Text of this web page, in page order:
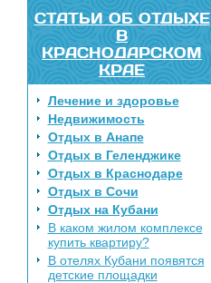
СТАТЬИ ОБ ОТДЫХЕ
В
КРАСНОДАРСКОМ
КРАЕ
Лечение и здоровье
Недвижимость
Отдых в Анапе
Отдых в Геленджике
Отдых в Краснодаре
Отдых в Сочи
Отдых на Кубани
В каком жилом комплексе
купить квартиру?
В отелях Кубани появятся
детские площадки